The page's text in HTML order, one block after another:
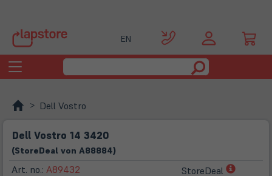
EN
Toggle
navigation
Dell Vostro
Dell Vostro 14 3420
(StoreDeal von A88884)
Art. no.: A89432 StoreDeal
(öffnet